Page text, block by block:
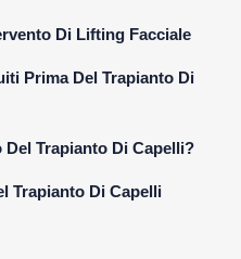
Di Lifting Facciale
Prima Del Trapianto Di
Del Trapianto Di Capelli?
Trapianto Di Capelli